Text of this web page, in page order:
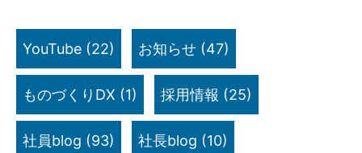
YouTube (22) お知らせ (47)
ものづくりDX (1) 採用情報 (25)
社員blog (93) 社長blog (10)